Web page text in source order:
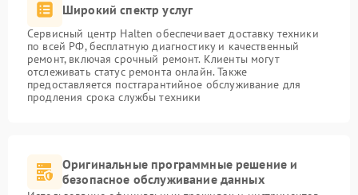
Широкий спектр услуг
Сервисный центр Halten обеспечивает доставку техники
по всей РФ, бесплатную диагностику и качественный
ремонт, включая срочный ремонт. Клиенты могут
отслеживать статус ремонта онлайн. Также
предоставляется постгарантийное обслуживание для
продления срока службы техники
Оригинальные программные решение и
безопасное обслуживание данных